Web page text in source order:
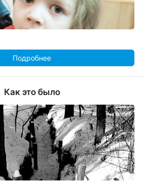
Подробнее
Как это было